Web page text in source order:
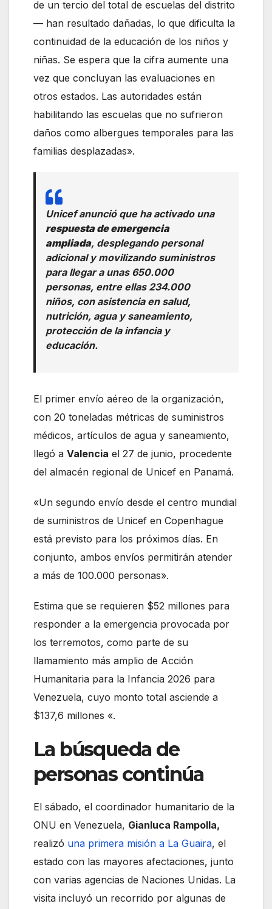
de un tercio del total de escuelas del distrito
— han resultado dañadas, lo que dificulta la
continuidad de la educación de los niños y
niñas. Se espera que la cifra aumente una
vez que concluyan las evaluaciones en
otros estados. Las autoridades están
habilitando las escuelas que no sufrieron
daños como albergues temporales para las
familias desplazadas».
Unicef anunció que ha activado una
respuesta de emergencia
ampliada, desplegando personal
adicional y movilizando suministros
para llegar a unas 650.000
personas, entre ellas 234.000
niños, con asistencia en salud,
nutrición, agua y saneamiento,
protección de la infancia y
educación.
El primer envío aéreo de la organización,
con 20 toneladas métricas de suministros
médicos, artículos de agua y saneamiento,
llegó a Valencia el 27 de junio, procedente
del almacén regional de Unicef en Panamá.
«Un segundo envío desde el centro mundial
de suministros de Unicef en Copenhague
está previsto para los próximos días. En
conjunto, ambos envíos permitirán atender
a más de 100.000 personas».
Estima que se requieren $52 millones para
responder a la emergencia provocada por
los terremotos, como parte de su
llamamiento más amplio de Acción
Humanitaria para la Infancia 2026 para
Venezuela, cuyo monto total asciende a
$137,6 millones «.
La búsqueda de
personas continúa
El sábado, el coordinador humanitario de la
ONU en Venezuela, Gianluca Rampolla,
realizó una primera misión a La Guaira, el
estado con las mayores afectaciones, junto
con varias agencias de Naciones Unidas. La
visita incluyó un recorrido por algunas de